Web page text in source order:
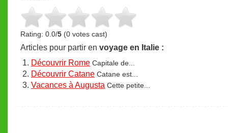
Rating: 0.0/5 (0 votes cast)
Articles pour partir en voyage en Italie :
Découvrir Rome Capitale de...
Découvrir Catane Catane est...
Vacances à Augusta Cette petite...